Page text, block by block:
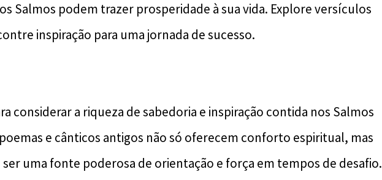
Salmos podem trazer prosperidade à sua vida. Explore versículos
inspiração para uma jornada de sucesso.
considerar a riqueza de sabedoria e inspiração contida nos Salmos
poemas e cânticos antigos não só oferecem conforto espiritual, mas
uma fonte poderosa de orientação e força em tempos de desafio.